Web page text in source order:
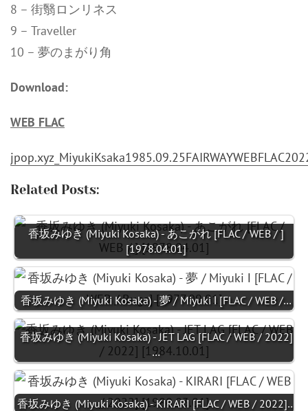
8 – 街翳ロンリネス
9 – Traveller
10 – 夢のまがり角
Download:
WEB FLAC
Related Posts:
香坂みゆき (Miyuki Kosaka) - あこがれ [FLAC / WEB / ]
[1978.04.01]
香坂みゆき (Miyuki Kosaka) - 夢 / Miyuki Ⅰ [FLAC / WEB /…
香坂みゆき (Miyuki Kosaka) - JET LAG [FLAC / WEB / 2022]
…
香坂みゆき (Miyuki Kosaka) - KIRARI [FLAC / WEB / 2022]…